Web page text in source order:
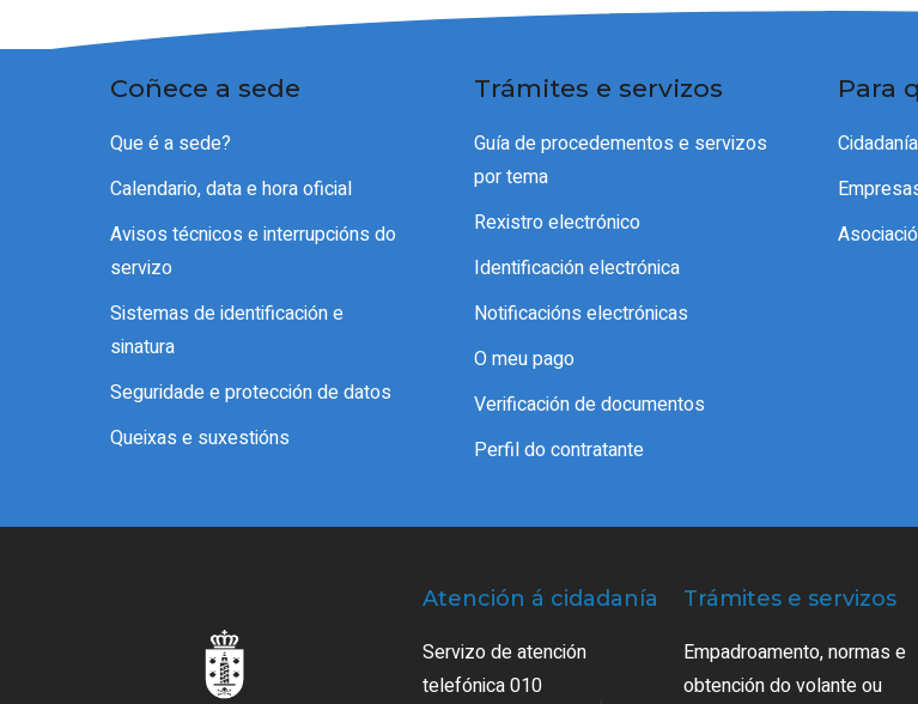
Coñece a sede
Que é a sede?
Calendario, data e hora oficial
Avisos técnicos e interrupcións do
servizo
Sistemas de identificación e
sinatura
Seguridade e protección de datos
Queixas e suxestións
Trámites e servizos
Guía de procedementos e servizos
por tema
Rexistro electrónico
Identificación electrónica
Notificacións electrónicas
O meu pago
Verificación de documentos
Perfil do contratante
Para
Cidadanía
Atención á cidadanía
Servizo de atención
telefónica 010
Trámites e servizos
Empadroamento, normas e
obtención do volante ou